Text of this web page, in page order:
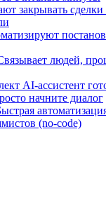
закрывать сделки
людей,
AI-ассистент
начните диалог
(no-code)